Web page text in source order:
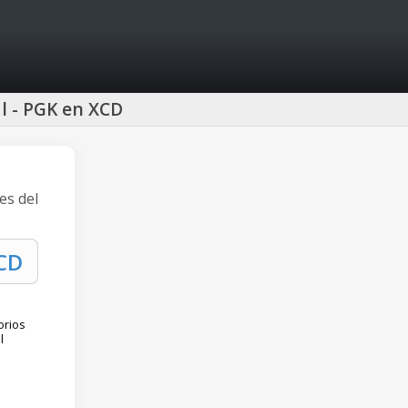
PGK en XCD
del